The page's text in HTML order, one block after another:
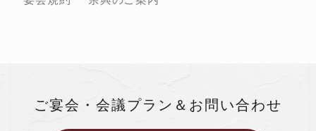
ご宴会・会議プラン＆お問い合わせ